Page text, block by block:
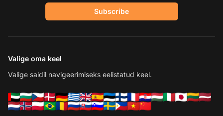
Subscribe
Valige oma keel
Valige saidil navigeerimiseks eelistatud keel.